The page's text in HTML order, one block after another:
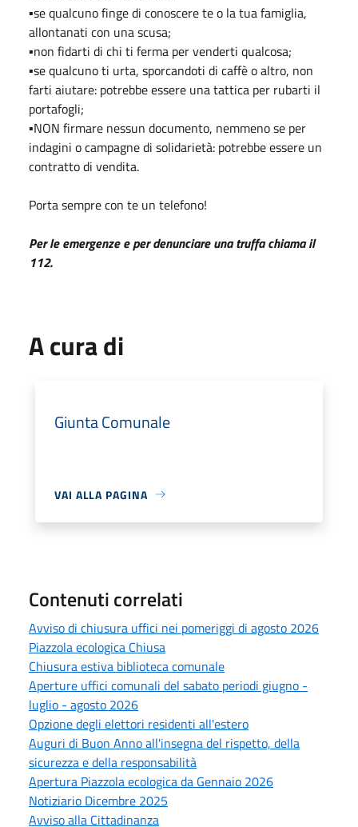
▪️se qualcuno finge di conoscere te o la tua famiglia,
allontanati con una scusa;
▪️non fidarti di chi ti ferma per venderti qualcosa;
▪️se qualcuno ti urta, sporcandoti di caffè o altro, non
farti aiutare: potrebbe essere una tattica per rubarti il
portafogli;
▪️NON firmare nessun documento, nemmeno se per
indagini o campagne di solidarietà: potrebbe essere un
contratto di vendita.
Porta sempre con te un telefono!
Per le emergenze e per denunciare una truffa chiama il
112.
A cura di
Giunta Comunale
VAI ALLA PAGINA
Contenuti correlati
Avviso di chiusura uffici nei pomeriggi di agosto 2026
Piazzola ecologica Chiusa
Chiusura estiva biblioteca comunale
Aperture uffici comunali del sabato periodi giugno -
luglio - agosto 2026
Opzione degli elettori residenti all'estero
Auguri di Buon Anno all'insegna del rispetto, della
sicurezza e della responsabilità
Apertura Piazzola ecologica da Gennaio 2026
Notiziario Dicembre 2025
Avviso alla Cittadinanza